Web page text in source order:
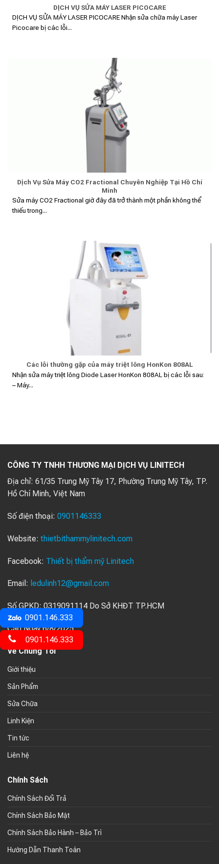
DỊCH VỤ SỬA MÁY LASER PICOCARE
DỊCH VỤ SỬA MÁY LASER PICOCARE Nhận sửa chữa máy Laser
Picocare bị các lỗi...
Dịch Vụ Sửa Máy CO2 Fractional Chuyên Nghiệp Tại Hồ Chí
Minh
Sửa máy CO2 Fractional giờ đây đã trở thành một phần không thể
thiếu trong...
Các lỗi thường gặp của máy triệt lông HonKon 808AL
Nhận sửa máy triệt lông Diode Laser HonKon 808AL bị các lỗi sau:
– Máy...
CÔNG TY TNHH THƯƠNG MẠI DỊCH VỤ LINITECH
Địa chỉ: 61/35 Trung Mỹ Tây 17, Phường Trung Mỹ Tây, TP.
Hồ Chí Minh, Việt Nam
Số điện thoại: 0901146333
Website: thietbithammylinitech.com
Facebook: Thiết bị thẩm mỹ Linitech
Email: ledulinh12@gmail.com
Số GPKD: 0319091114 Do Sở KHĐT TP.HCM
Cấp Ngày 6/8/2025
Về Chúng Tối
Giới thiệu
Sản Phẩm
Sửa Chữa
Linh Kiện
Tin tức
Liên hệ
Chính Sách
Chính Sách Đổi Trả
Chính Sách Bảo Mật
Chính Sách Bảo Hành – Bảo Trì
Hướng Dẫn Thanh Toán
0901.146.333
0901.146.333